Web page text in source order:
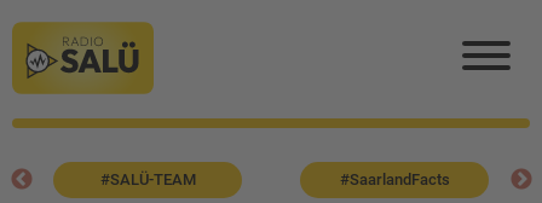
#SALÜ-TEAM #SaarlandFacts